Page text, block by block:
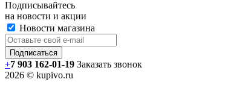
Подписывайтесь
на новости и акции
Новости магазина
+7 903 162-01-19 Заказать звонок
2026 © kupivo.ru